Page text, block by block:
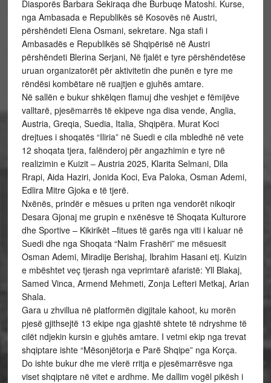
Diasporës Barbara Sekiraqa dhe Burbuqe Matoshi. Kurse,
nga Ambasada e Republikës së Kosovës në Austri,
përshëndeti Elena Osmani, sekretare. Nga stafi i
Ambasadës e Republikës së Shqipërisë në Austri
përshëndeti Blerina Serjani, Në fjalët e tyre përshëndetëse
uruan organizatorët për aktivitetin dhe punën e tyre me
rëndësi kombëtare në ruajtjen e gjuhës amtare.
Në sallën e bukur shkëlqen flamuj dhe veshjet e fëmijëve
valltarë, pjesëmarrës të ekipeve nga disa vende, Anglia,
Austria, Greqia, Suedia, Italia, Shqipëra. Murat Koci
drejtues i shoqatës “Iliria” në Suedi e cila mbledhë në vete
12 shoqata tjera, falënderoj për angazhimin e tyre në
realizimin e Kuizit – Austria 2025, Klarita Selmani, Dila
Rrapi, Aida Haziri, Jonida Koci, Eva Paloka, Osman Ademi,
Edlira Mitre Gjoka e të tjerë.
Nxënës, prindër e mësues u priten nga vendorët nikoqir
Desara Gjonaj me grupin e nxënësve të Shoqata Kulturore
dhe Sportive – Kikirikët –fitues të garës nga viti i kaluar në
Suedi dhe nga Shoqata “Naim Frashëri” me mësuesit
Osman Ademi, Miradije Berishaj, Ibrahim Hasani etj. Kuizin
e mbështet veç tjerash nga veprimtarë afaristë: Yll Blakaj,
Samed Vinca, Armend Mehmeti, Zonja Lefteri Metkaj, Arian
Shala.
Gara u zhvillua në platformën digjitale kahoot, ku morën
pjesë gjithsejtë 13 ekipe nga gjashtë shtete të ndryshme të
cilët ndjekin kursin e gjuhës amtare. I vetmi ekip nga trevat
shqiptare ishte “Mësonjëtorja e Parë Shqipe” nga Korça.
Do ishte bukur dhe me vlerë rritja e pjesëmarrësve nga
viset shqiptare në vitet e ardhme. Me dallim vogël pikësh i